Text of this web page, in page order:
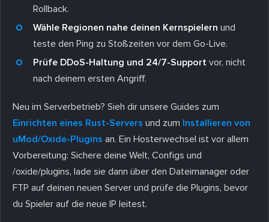
Rollback.
Wähle Regionen nahe deinen Kernspielern und
teste den Ping zu Stoßzeiten vor dem Go-Live.
Prüfe DDoS-Haltung und 24/7-Support vor, nicht
nach deinem ersten Angriff.
Neu im Serverbetrieb? Sieh dir unsere Guides zum
Einrichten eines Rust-Servers und zum Installieren von
uMod/Oxide-Plugins an. Ein Hosterwechsel ist vor allem
Vorbereitung: Sichere deine Welt, Configs und
/oxide/plugins, lade sie dann über den Dateimanager oder
FTP auf deinen neuen Server und prüfe die Plugins, bevor
du Spieler auf die neue IP leitest.